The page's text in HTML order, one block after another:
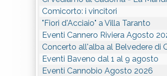
Comicorto: i vincitori
"Fiori d'Acciaio" a Villa Taranto
Eventi Cannero Riviera Agosto
Concerto all'alba al Belvedere di
Eventi Baveno dal 1 al 9 agosto
Eventi Cannobio Agosto 2026